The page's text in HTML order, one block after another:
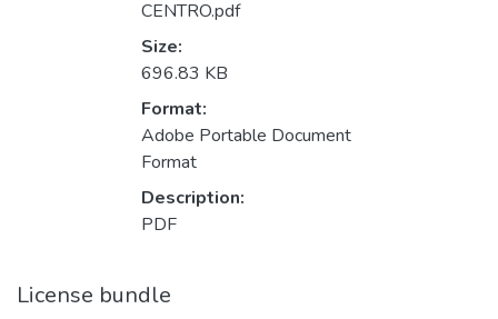
CENTRO.pdf
Size:
696.83 KB
Format:
Adobe Portable Document
Format
Description:
PDF
License bundle